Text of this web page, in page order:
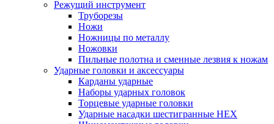
Режущий инструмент
Труборезы
Ножи
Ножницы по металлу
Ножовки
Пильные полотна и сменные лезвия к ножам
Ударные головки и аксессуары
Карданы ударные
Наборы ударных головок
Торцевые ударные головки
Ударные насадки шестигранные HEX